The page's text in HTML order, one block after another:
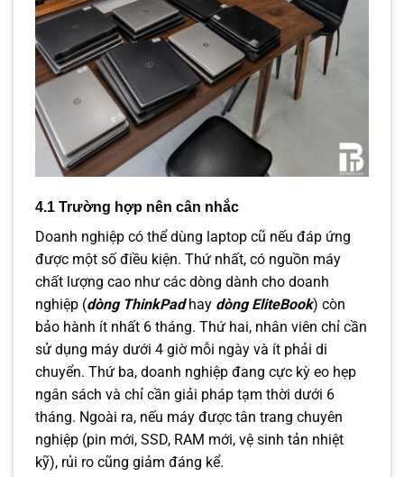
4.1 Trường hợp nên cân nhắc
Doanh nghiệp có thể dùng laptop cũ nếu đáp ứng
được một số điều kiện. Thứ nhất, có nguồn máy
chất lượng cao như các dòng dành cho doanh
nghiệp (dòng ThinkPadhay dòng EliteBook) còn
bảo hành ít nhất 6 tháng. Thứ hai, nhân viên chỉ cần
sử dụng máy dưới 4 giờ mỗi ngày và ít phải di
chuyển. Thứ ba, doanh nghiệp đang cực kỳ eo hẹp
ngân sách và chỉ cần giải pháp tạm thời dưới 6
tháng. Ngoài ra, nếu máy được tân trang chuyên
nghiệp (pin mới, SSD, RAM mới, vệ sinh tản nhiệt
kỹ), rủi ro cũng giảm đáng kể.